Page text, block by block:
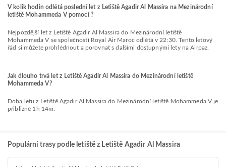
V kolik hodin odlétá poslední let z Letiště Agadir Al Massira na Mezinárodní
letiště Mohammeda V pomocí ?
Nejpozdější let z Letiště Agadir Al Massira do Mezinárodní letiště
Mohammeda V se společností Royal Air Maroc odlétá v 22:30. Tento letový
řád si můžete prohlédnout a porovnat s dalšími dostupnými lety na Airpaz.
Jak dlouho trvá let z Letiště Agadir Al Massira do Mezinárodní letiště
Mohammeda V?
Doba letu z Letiště Agadir Al Massira do Mezinárodní letiště Mohammeda V je
přibližně 1h 14m.
Populární trasy podle letiště z Letiště Agadir Al Massira